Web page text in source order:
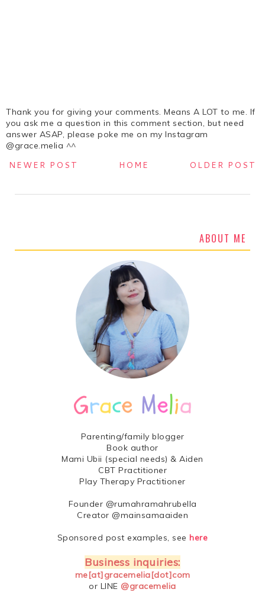
Thank you for giving your comments. Means A LOT to me. If
you ask me a question in this comment section, but need
answer ASAP, please poke me on my Instagram
@grace.melia ^^
NEWER POST OLDER POST
HOME
ABOUT ME
Parenting/family blogger
Book author
Mami Ubii (special needs) & Aiden
CBT Practitioner
Play Therapy Practitioner
Founder @rumahramahrubella
Creator @mainsamaaiden
Sponsored post examples, seehere
Business inquiries:
me[at]gracemelia[dot]com
or LINE @gracemelia